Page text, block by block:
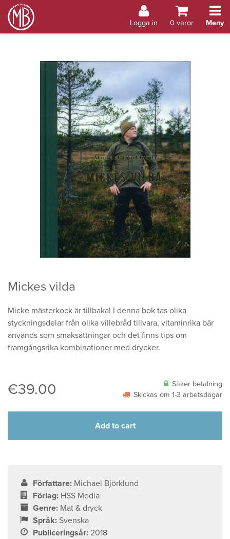
Åland
Logga in 0 varor Meny
Mickes vilda
Micke mästerkock är tillbaka! I denna bok tas olika
styckningsdelar från olika villebråd tillvara, vitaminrika bär
används som smaksättningar och det finns tips om
framgångsrika kombinationer med drycker.
€39.00
Säker betalning
Skickas om 1-3 arbetsdagar
Add to cart
Författare: Michael Björklund
Förlag: HSS Media
Genre: Mat & dryck
Språk: Svenska
Publiceringsår: 2018